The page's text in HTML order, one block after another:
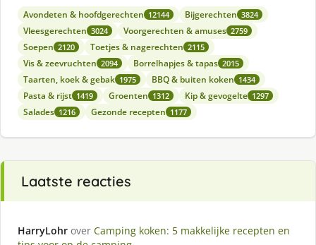
Avondeten & hoofdgerechten 12144 Bijgerechten 3824
Vleesgerechten 3024 Voorgerechten & amuses 2759
Soepen 2120 Toetjes & nagerechten 2115
Vis & zeevruchten 2094 Borrelhapjes & tapas 2015
Taarten, koek & gebak 1975 BBQ & buiten koken 1434
Pasta & rijst 1419 Groenten 1312 Kip & gevogelte 1297
Salades 1216 Gezonde recepten 1177
Laatste reacties
HarryLohr over Camping koken: 5 makkelijke recepten en